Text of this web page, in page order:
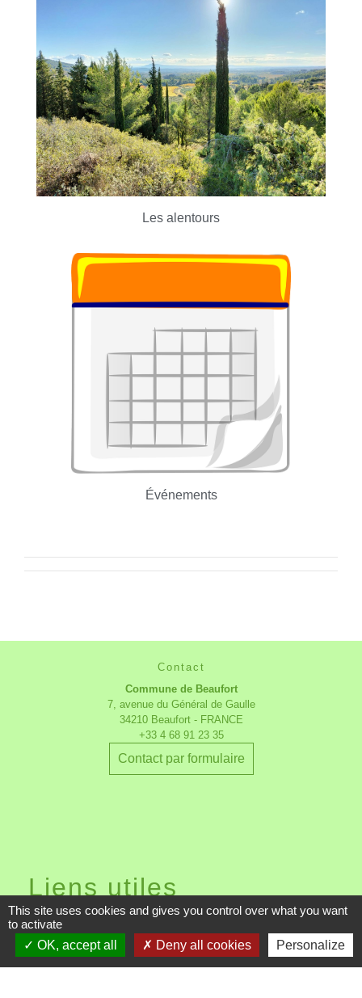
Les alentours
Événements
Contact
Commune de Beaufort
7, avenue du Général de Gaulle
34210 Beaufort - FRANCE
+33 4 68 91 23 35
Contact par formulaire
Liens utiles
Communauté des Communes du
Minervois au Caroux
This site uses cookies and gives you control over what you want
to activate
OK, accept all
Deny all cookies Personalize